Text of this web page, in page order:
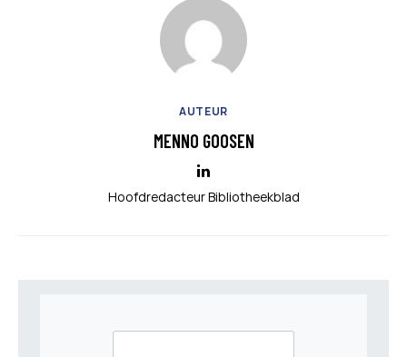
AUTEUR
MENNO GOOSEN
Hoofdredacteur Bibliotheekblad